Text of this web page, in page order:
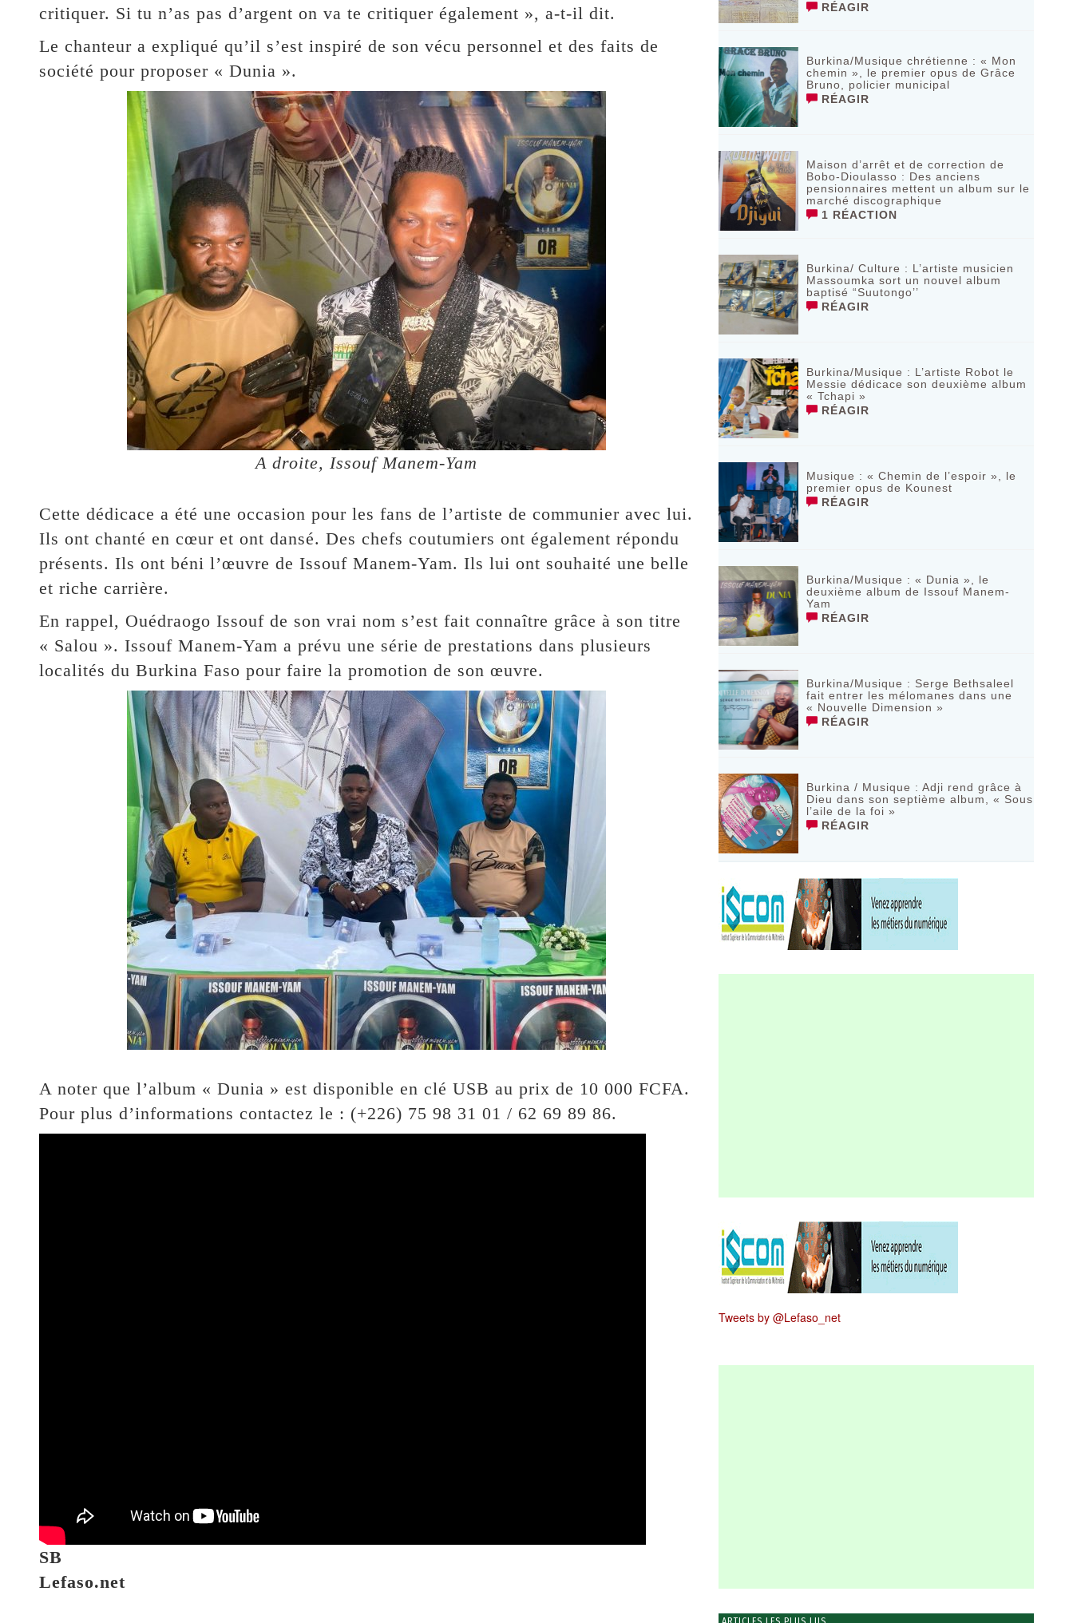
critiquer. Si tu n’as pas d’argent on va te critiquer également », a-t-il dit.
Le chanteur a expliqué qu’il s’est inspiré de son vécu personnel et des faits de
société pour proposer « Dunia ».
A droite, Issouf Manem-Yam
Cette dédicace a été une occasion pour les fans de l’artiste de communier avec lui.
Ils ont chanté en cœur et ont dansé. Des chefs coutumiers ont également répondu
présents. Ils ont béni l’œuvre de Issouf Manem-Yam. Ils lui ont souhaité une belle
et riche carrière.
En rappel, Ouédraogo Issouf de son vrai nom s’est fait connaître grâce à son titre
« Salou ». Issouf Manem-Yam a prévu une série de prestations dans plusieurs
localités du Burkina Faso pour faire la promotion de son œuvre.
A noter que l’album « Dunia » est disponible en clé USB au prix de 10 000 FCFA.
Pour plus d’informations contactez le : (+226) 75 98 31 01 / 62 69 89 86.
SB
Lefaso.net
RÉAGIR
Burkina/Musique chrétienne : « Mon
chemin », le premier opus de Grâce
Bruno, policier municipal
RÉAGIR
Maison d’arrêt et de correction de
Bobo-Dioulasso : Des anciens
pensionnaires mettent un album sur le
marché discographique
1 RÉACTION
Burkina/ Culture : L’artiste musicien
Massoumka sort un nouvel album
baptisé “Suutongo’’
RÉAGIR
Burkina/Musique : L’artiste Robot le
Messie dédicace son deuxième album
« Tchapi »
RÉAGIR
Musique : « Chemin de l’espoir », le
premier opus de Kounest
RÉAGIR
Burkina/Musique : « Dunia », le
deuxième album de Issouf Manem-
Yam
RÉAGIR
Burkina/Musique : Serge Bethsaleel
fait entrer les mélomanes dans une
« Nouvelle Dimension »
RÉAGIR
Burkina / Musique : Adji rend grâce à
Dieu dans son septième album, « Sous
l’aile de la foi »
RÉAGIR
Tweets by @Lefaso_net